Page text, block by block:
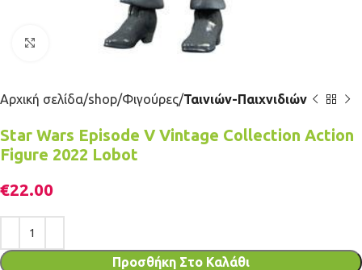
Κλικ για μεγέθυνση
Αρχική σελίδα shop Φιγούρες Ταινιών-Παιχνιδιών
Star Wars Episode V Vintage Collection Action
Figure 2022 Lobot
€22.00
Προσθήκη Στο Καλάθι